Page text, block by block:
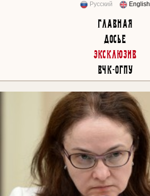
Русский English
Главная
Досье
Эксклюзив
ВЧК-ОГПУ